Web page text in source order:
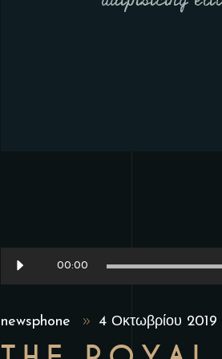
Πρόγραμμα
Αναπαραγωγής
00:00
newsphone 4 Οκτωβρίου 2019